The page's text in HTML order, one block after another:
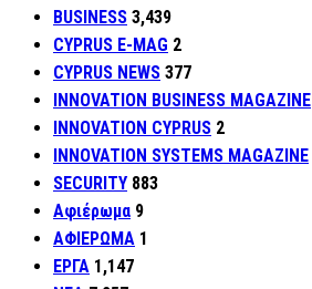
BUSINESS 3,439
CYPRUS E-MAG 2
CYPRUS NEWS 377
INNOVATION BUSINESS MAGAZINE
INNOVATION CYPRUS 2
INNOVATION SYSTEMS MAGAZINE
SECURITY 883
Αφιέρωμα 9
ΑΦΙΕΡΩΜΑ 1
ΕΡΓΑ 1,147